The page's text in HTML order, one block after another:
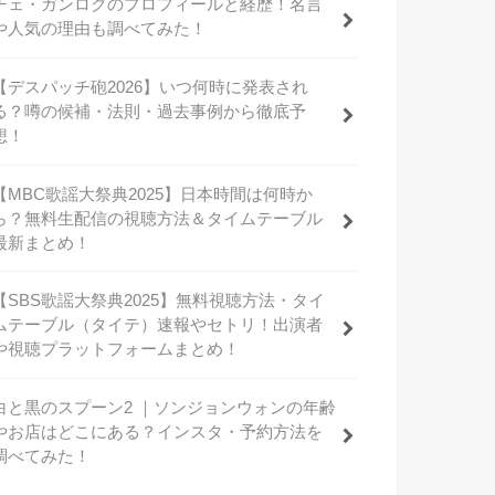
ェ・ガンロクのプロフィールと経歴！名言
人気の理由も調べてみた！
デスパッチ砲2026】いつ何時に発表され
？噂の候補・法則・過去事例から徹底予
！
MBC歌謡大祭典2025】日本時間は何時か
？無料生配信の視聴方法＆タイムテーブル
新まとめ！
SBS歌謡大祭典2025】無料視聴方法・タイ
テーブル（タイテ）速報やセトリ！出演者
視聴プラットフォームまとめ！
と黒のスプーン2 ｜ソンジョンウォンの年齢
お店はどこにある？インスタ・予約方法を
べてみた！